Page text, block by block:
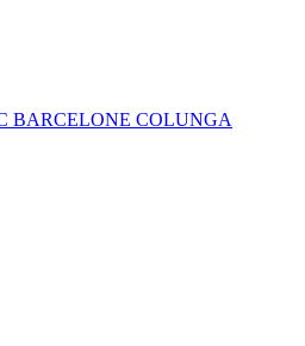
BARCELONE COLUNGA